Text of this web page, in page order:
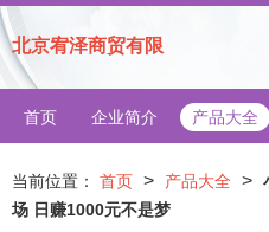
北京宥泽商贸有限
首页 企业简介 产品大全
当前位置： 首页 > 产品大全 >
场 日赚1000元不是梦